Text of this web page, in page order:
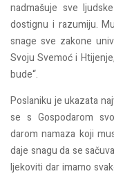
nadmašuje sve
dostignu i razumiju.
snage sve zakone
Svoju Svemoć i
bude“.
Poslaniku je ukazata
se s Gospodarom
darom namaza koji
daje snagu da se
ljekoviti dar imamo